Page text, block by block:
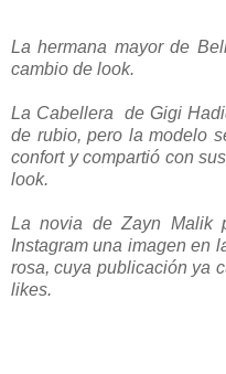
La hermana mayor de
cambio de look.
La Cabellera de Gigi
de rubio, pero la modelo
confort y compartió con
look.
La novia de Zayn Malik
Instagram una imagen en
rosa, cuya publicación ya
likes.